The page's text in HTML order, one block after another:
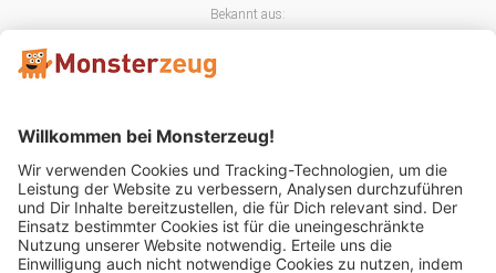
Bekannt aus:
Mitglied im: